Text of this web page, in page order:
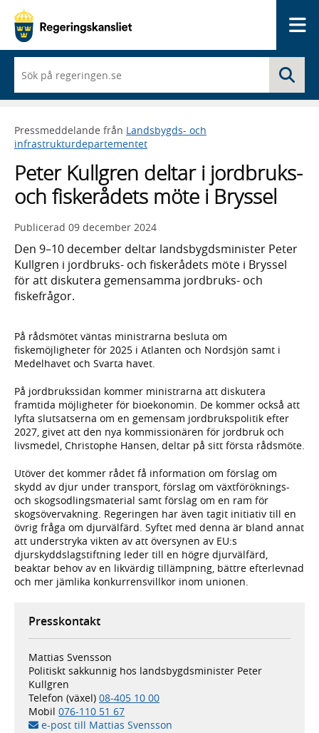
du
börjar
skriva
framträder
en
med
sökförslag
Pressmeddelande från Landsbygds- och
infrastrukturdepartementet
Peter Kullgren deltar i jordbruks-
och fiskerådets möte i Bryssel
Publicerad 09 december 2024
Den 9–10 december deltar landsbygdsminister Peter
Kullgren i jordbruks- och fiskerådets möte i Bryssel
för att diskutera gemensamma jordbruks- och
fiskefrågor.
På rådsmötet väntas ministrarna besluta om
fiskemöjligheter för 2025 i Atlanten och Nordsjön samt i
Medelhavet och Svarta havet.
På jordbrukssidan kommer ministrarna att diskutera
framtida möjligheter för bioekonomin. De kommer också att
lyfta slutsatserna om en gemensam jordbrukspolitik efter
2027, givet att den nya kommissionären för jordbruk och
livsmedel, Christophe Hansen, deltar på sitt första rådsmöte.
Utöver det kommer rådet få information om förslag om
skydd av djur under transport, förslag om växtföröknings-
och skogsodlingsmaterial samt förslag om en ram för
skogsövervakning. Regeringen har även tagit initiativ till en
övrig fråga om djurvälfärd. Syftet med denna är bland annat
att understryka vikten av att översynen av EU:s
djurskyddslagstiftning leder till en högre djurvälfärd,
beaktar behov av en likvärdig tillämpning, bättre efterlevnad
och mer jämlika konkurrensvillkor inom unionen.
Presskontakt
Mattias Svensson
Politiskt sakkunnig hos landsbygdsminister Peter
Kullgren
Telefon (växel) 08-405 10 00
Mobil 076-110 51 67
e-post till Mattias Svensson